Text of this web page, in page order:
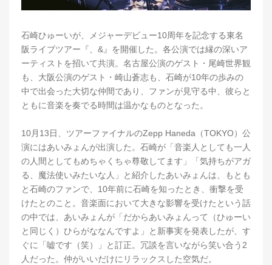
石崎ひゅーいが、メジャーデビュー10周年を記念する東名
阪ライブツアー『、&』を開催した。各公演では縁の深いア
ーティストを招いて共演。名古屋公演のゲスト・尾崎世界観
も、大阪公演のゲスト・崎山蒼志も、石崎が10年の歩みの
中で出会った大切な仲間であり、ファンが見守る中、彼らと
ともに音楽を奏でる時間は温かなものとなった。
10月13日、ツアーファイナルのZepp Haneda（TOKYO）公
演にはあいみょんが出演した。石崎が「音楽人としても一人
の人間としてもめちゃくちゃ尊敬してます」「気持ちがアガ
る、魔法使いみたいな人」と紹介したあいみょんは、もとも
と石崎のファンで、10年前に石崎を知ったとき、衝撃を受
けたとのこと。音楽面において大きな影響を受けたという話
の中では、あいみょんが「だからあいみょんって（ひゅーい
と同じく）ひらがななんですよ」と新事実を発表したが、す
ぐに「嘘です（笑）」と訂正。冗談を言いながら笑い合う2
人だった。仲がいいだけにリラックスした空気だ。